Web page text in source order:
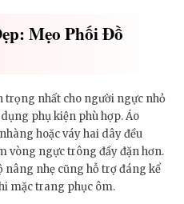
Mẹo Phối Đồ
nhất cho người ngực nhỏ
phụ kiện phù hợp. Áo
hoặc váy hai dây đều
vòng ngực trông đầy đặn hơn.
nâng nhẹ cũng hỗ trợ đáng kể
mặc trang phục ôm.